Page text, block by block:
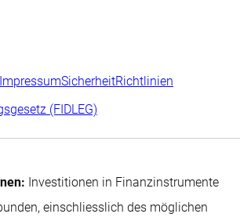
ImpressumSicherheitRichtlinien
(FIDLEG)
Investitionen in Finanzinstrumente
einschliesslich des möglichen